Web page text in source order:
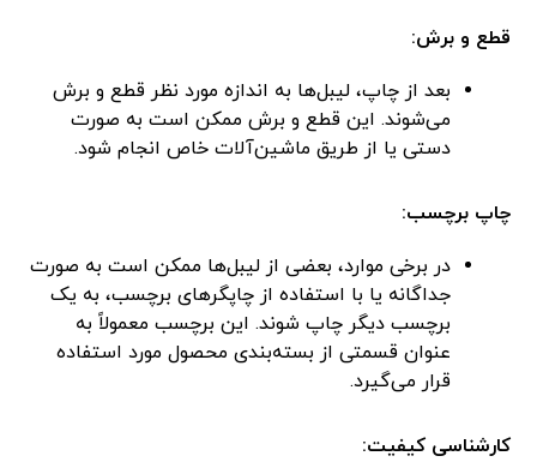
قطع و برش:
بعد از چاپ، لیبل‌ها به اندازه مورد نظر قطع و برش
می‌شوند. این قطع و برش ممکن است به صورت
دستی یا از طریق ماشین‌آلات خاص انجام شود.
چاپ برچسب:
در برخی موارد، بعضی از لیبل‌ها ممکن است به صورت
جداگانه یا با استفاده از چاپگرهای برچسب، به یک
برچسب دیگر چاپ شوند. این برچسب معمولاً به
عنوان قسمتی از بسته‌بندی محصول مورد استفاده
قرار می‌گیرد.
کارشناسی کیفیت: